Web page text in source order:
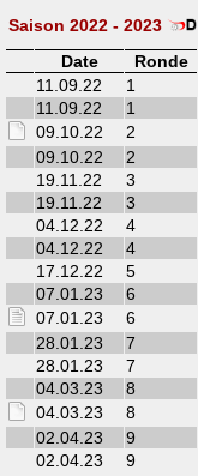
Saison 2022 - 2023
Date
Ronde
11.09.22
1
11.09.22
1
09.10.22
2
09.10.22
2
19.11.22
3
19.11.22
3
04.12.22
4
04.12.22
4
17.12.22
5
07.01.23
6
07.01.23
6
28.01.23
7
28.01.23
7
04.03.23
8
04.03.23
8
02.04.23
9
02.04.23
9